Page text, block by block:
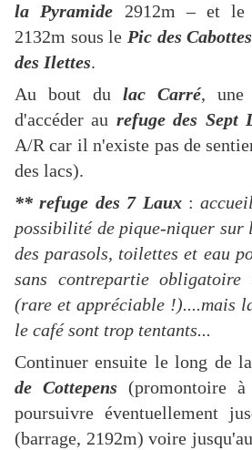
la Pyramide 2912m – et le
2132m sous le Pic des Cabottes
des Ilettes.
Au bout du lac Carré, une
d'accéder au refuge des Sept
A/R car il n'existe pas de
des lacs).
** refuge des 7 Laux :
possibilité de pique-niquer sur
des parasols, toilettes et eau
sans contrepartie obligatoire
(rare et appréciable !)....mais
le café sont trop tentants...
Continuer ensuite le long de
de Cottepens (promontoire
poursuivre éventuellement
(barrage, 2192m) voire jusqu'au